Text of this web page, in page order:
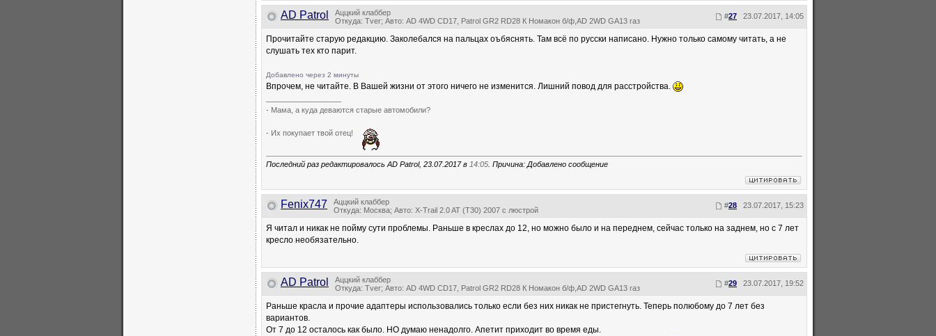
AD Patrol
Аццкий клаббер
Откуда: Tver; Авто: AD 4WD CD17, Patrol GR2 RD28 К Номакон б/ф,AD 2WD GA13 газ
#27 23.07.2017, 14:05
Прочитайте старую редакцию. Заколебался на пальцах оъбяснять. Там всё по русски написано. Нужно только самому читать, а не
слушать тех кто парит.
Добавлено через 2 минуты
Впрочем, не читайте. В Вашей жизни от этого ничего не изменится. Лишний повод для расстройства.
- Мама, а куда деваются старые автомобили?
- Их покупает твой отец!
Последний раз редактировалось AD Patrol, 23.07.2017 в 14:05 . Причина: Добавлено сообщение
Fenix747
Аццкий клаббер
Откуда: Москва; Авто: X-Trail 2.0 AT (T30) 2007 с люстрой
#28 23.07.2017, 15:23
Я читал и никак не пойму сути проблемы. Раньше в креслах до 12, но можно было и на переднем, сейчас только на заднем, но с 7 лет
кресло необязательно.
AD Patrol
Аццкий клаббер
Откуда: Tver; Авто: AD 4WD CD17, Patrol GR2 RD28 К Номакон б/ф,AD 2WD GA13 газ
#29 23.07.2017, 19:52
Раньше красла и прочие адаптеры использовались только если без них никак не пристегнуть. Теперь полюбому до 7 лет без
вариантов.
От 7 до 12 осталось как было. НО думаю ненадолго. Апетит приходит во время еды.